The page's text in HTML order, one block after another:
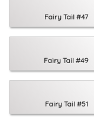
Fairy Tail #47
Fairy Tail #49
Fairy Tail #51